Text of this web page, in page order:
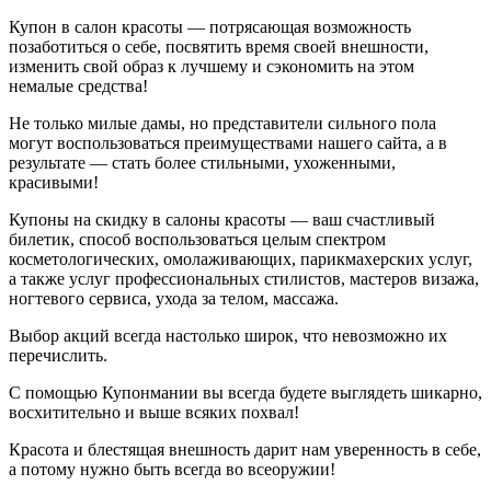
Купон в салон красоты — потрясающая возможность
позаботиться о себе, посвятить время своей внешности,
изменить свой образ к лучшему и сэкономить на этом
немалые средства!
Не только милые дамы, но представители сильного пола
могут воспользоваться преимуществами нашего сайта, а в
результате — стать более стильными, ухоженными,
красивыми!
Купоны на скидку в салоны красоты — ваш счастливый
билетик, способ воспользоваться целым спектром
косметологических, омолаживающих, парикмахерских услуг,
а также услуг профессиональных стилистов, мастеров визажа,
ногтевого сервиса, ухода за телом, массажа.
Выбор акций всегда настолько широк, что невозможно их
перечислить.
С помощью Купонмании вы всегда будете выглядеть шикарно,
восхитительно и выше всяких похвал!
Красота и блестящая внешность дарит нам уверенность в себе,
а потому нужно быть всегда во всеоружии!